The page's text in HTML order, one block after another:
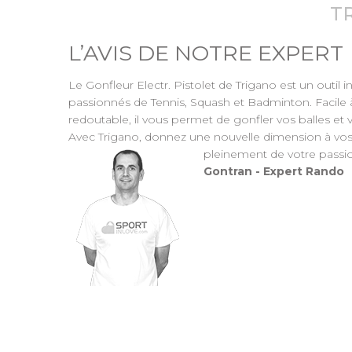
L’AVIS DE NOTRE EXPERT
Le Gonfleur Electr. Pistolet de Trigano est un outil
passionnés de Tennis, Squash et Badminton.
redoutable, il vous permet de gonfler vos balles et
Avec Trigano, donnez une nouvelle dimension à
pleinement de votre
Gontran - Expert Rando